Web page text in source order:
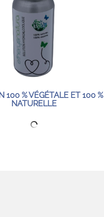
100 % VÉGÉTALE ET 100 %
NATURELLE